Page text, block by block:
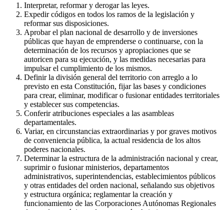
Interpretar, reformar y derogar las leyes.
Expedir códigos en todos los ramos de la legislación y
reformar sus disposiciones.
Aprobar el plan nacional de desarrollo y de inversiones
públicas que hayan de emprenderse o continuarse, con la
determinación de los recursos y apropiaciones que se
autoricen para su ejecución, y las medidas necesarias para
impulsar el cumplimiento de los mismos.
Definir la división general del territorio con arreglo a lo
previsto en esta Constitución, fijar las bases y condiciones
para crear, eliminar, modificar o fusionar entidades territoriales
y establecer sus competencias.
Conferir atribuciones especiales a las asambleas
departamentales.
Variar, en circunstancias extraordinarias y por graves motivos
de conveniencia pública, la actual residencia de los altos
poderes nacionales.
Determinar la estructura de la administración nacional y crear,
suprimir o fusionar ministerios, departamentos
administrativos, superintendencias, establecimientos públicos
y otras entidades del orden nacional, señalando sus objetivos
y estructura orgánica; reglamentar la creación y
funcionamiento de las Corporaciones Autónomas Regionales